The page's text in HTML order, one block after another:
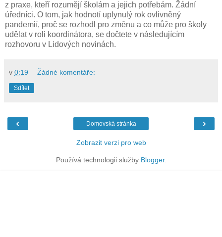
z praxe, kteří rozumějí školám a jejich potřebám. Žádní
úředníci. O tom, jak hodnotí uplynulý rok ovlivněný
pandemií, proč se rozhodl pro změnu a co může pro školy
udělat v roli koordinátora, se dočtete v následujícím
rozhovoru v Lidových novinách.
v 0:19 Žádné komentáře:
Sdílet
‹ ›
Domovská stránka
Zobrazit verzi pro web
Používá technologii služby Blogger.